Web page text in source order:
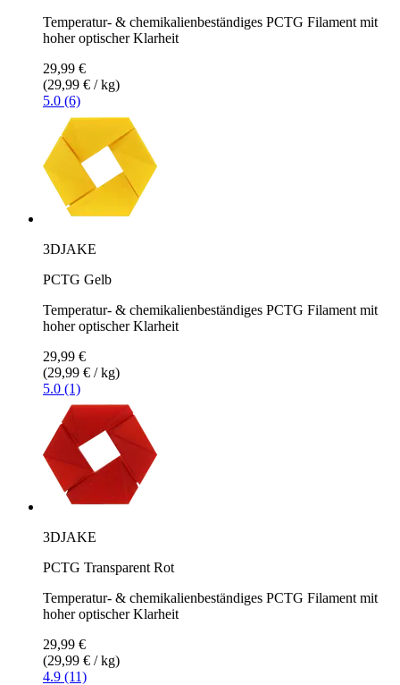
Temperatur- & chemikalienbeständiges PCTG Filament mit
hoher optischer Klarheit
29,99 €
(29,99 € / kg)
5.0 (6)
3DJAKE
PCTG Gelb
Temperatur- & chemikalienbeständiges PCTG Filament mit
hoher optischer Klarheit
29,99 €
(29,99 € / kg)
5.0 (1)
3DJAKE
PCTG Transparent Rot
Temperatur- & chemikalienbeständiges PCTG Filament mit
hoher optischer Klarheit
29,99 €
(29,99 € / kg)
4.9 (11)